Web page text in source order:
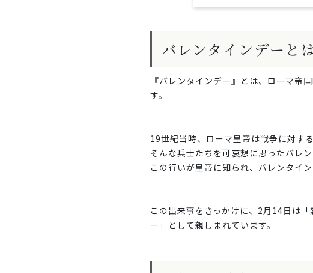
バレンタインデーと
『バレンタインデー』とは、ローマ帝
す。
19世紀当時、ローマ皇帝は戦争に対す
そんな兵士たちを可哀想に思ったバレ
この行いが皇帝に知られ、バレンタイ
この出来事をきっかけに、2月14日は
ー」として親しまれています。